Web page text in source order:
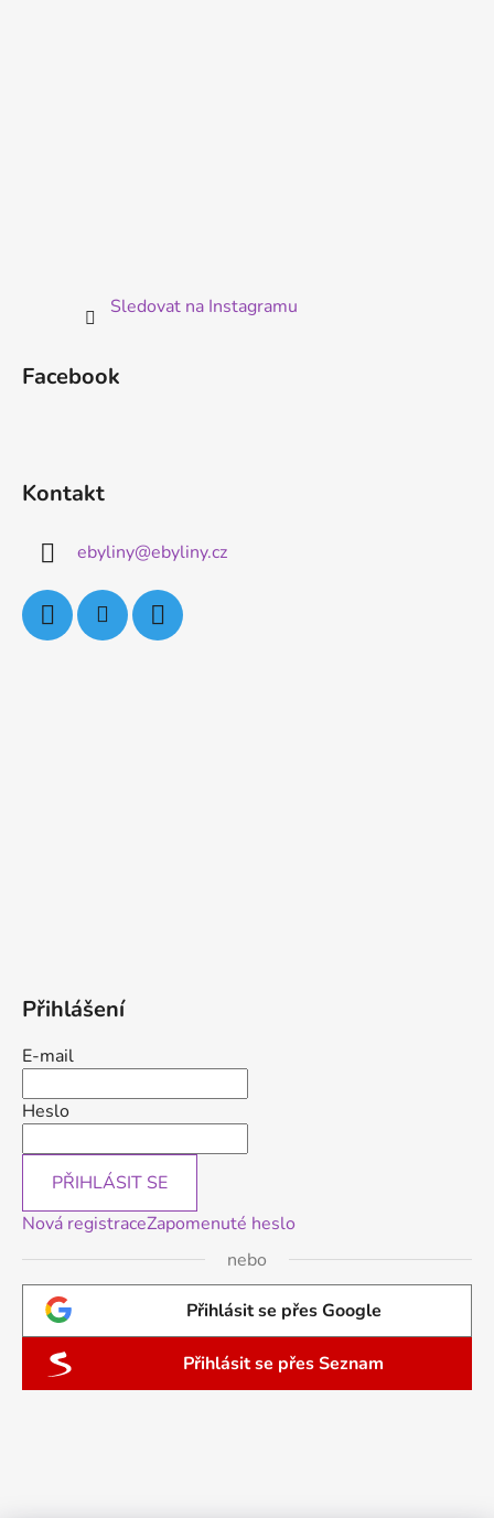
Sledovat na Instagramu
Facebook
Kontakt
ebyliny@ebyliny.cz
Přihlášení
E-mail
Heslo
PŘIHLÁSIT SE
Nová registraceZapomenuté heslo
nebo
Přihlásit se přes Google
Přihlásit se přes Seznam